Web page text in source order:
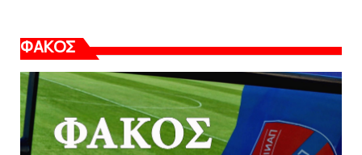
ΦΑΚΟΣ